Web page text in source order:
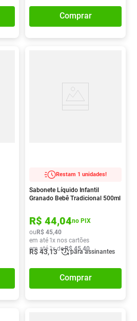
Comprar
Restam 1 unidades!
Sabonete Líquido Infantil
Granado Bebê Tradicional 500ml
R$ 44,04no PIX
ouR$ 45,40
em até 1x nos cartões
em até 1x deR$ 45,40
R$43,13 para assinantes
Comprar